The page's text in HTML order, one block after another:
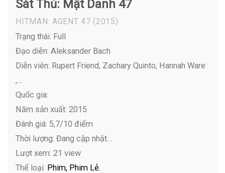
Sát Thủ: Mật Danh 47
HITMAN: AGENT 47 (2015)
Trạng thái: Full
Đạo diễn: Aleksander Bach
Diễn viên: Rupert Friend, Zachary Quinto, Hannah Ware
,...
Quốc gia:
Năm sản xuất: 2015
Đánh giá: 5,7/10 điểm
Thời lượng: Đang cập nhật…
Lượt xem: 21 view
Thể loại: Phim Phim Lẻ